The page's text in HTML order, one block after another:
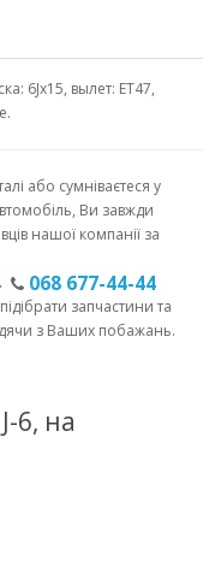
6Jx15, вылет: ET47,
або сумніваєтеся у
Ви завжди
нашої компанії за
068 677-44-44
запчастини та
з Ваших побажань.
6, на